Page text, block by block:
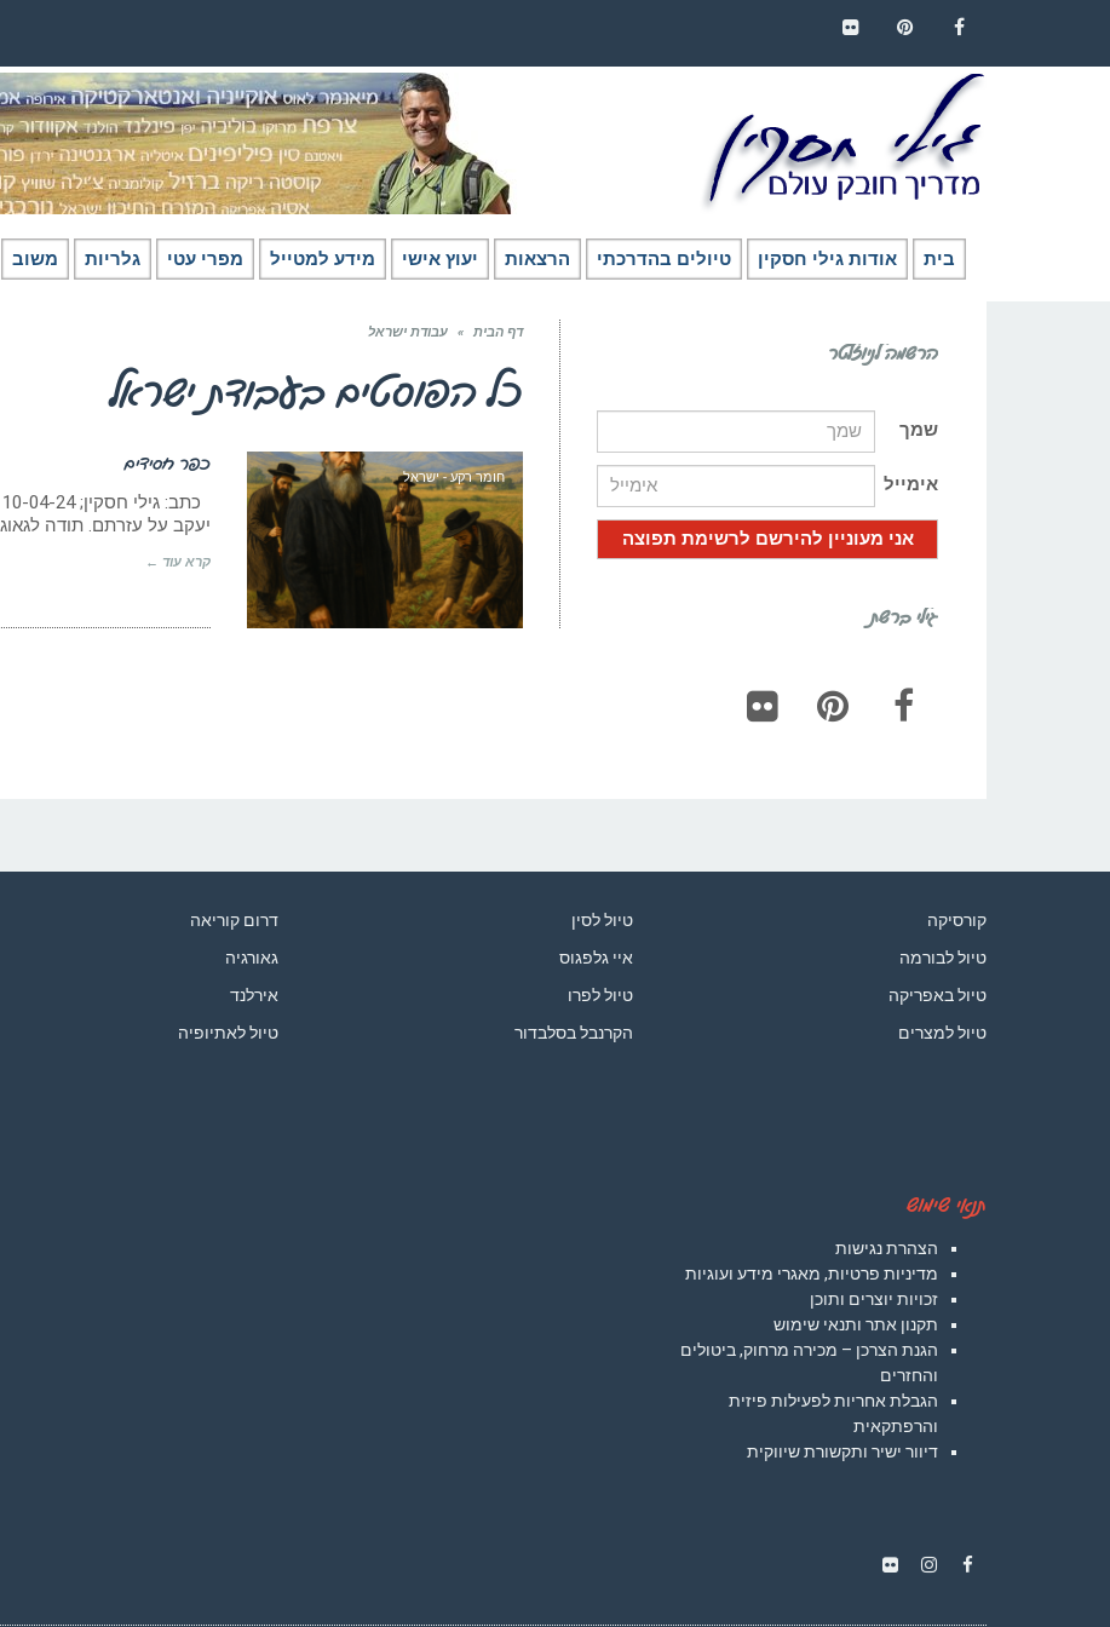
בית אודות גילי חסקין טיולים בהדרכתי הרצאות יעוץ אישי מידע למטייל מפרי עטי גלריות משוב
דף הבית » עבודת ישראל
כל הפוסטים בעבודת ישראל
חומר רקע - ישראל
כפר חסידים
יעקב על עזרתם. תודה
קרא עוד ←
הרשמה לניוזלטר
שמך
אימייל
גילי ברשת
קורסיקה
טיול לבורמה
טיול באפריקה
טיול למצרים
טיול לסין
איי גלפגוס
טיול לפרו
הקרנבל בסלבדור
דרום קוריאה
גאורגיה
אירלנד
טיול לאתיופיה
תנאי שימוש
הצהרת נגישות
מדיניות פרטיות, מאגרי מידע ועוגיות
זכויות יוצרים ותוכן
תקנון אתר ותנאי שימוש
הגנת הצרכן – מכירה מרחוק, ביטולים
והחזרים
הגבלת אחריות לפעילות פיזית
והרפתקאית
דיוור ישיר ותקשורת שיווקית